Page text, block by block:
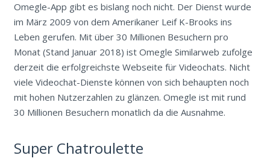
Omegle-App gibt es bislang noch nicht. Der Dienst wurde
im März 2009 von dem Amerikaner Leif K-Brooks ins
Leben gerufen. Mit über 30 Millionen Besuchern pro
Monat (Stand Januar 2018) ist Omegle Similarweb zufolge
derzeit die erfolgreichste Webseite für Videochats. Nicht
viele Videochat-Dienste können von sich behaupten noch
mit hohen Nutzerzahlen zu glänzen. Omegle ist mit rund
30 Millionen Besuchern monatlich da die Ausnahme.
Super Chatroulette